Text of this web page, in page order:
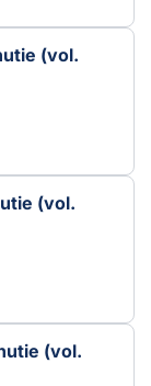
(vol.
(vol.
(vol.